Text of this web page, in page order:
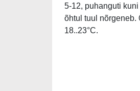
5-12, puhanguti
õhtul tuul nõrgeneb.
18..23°C.